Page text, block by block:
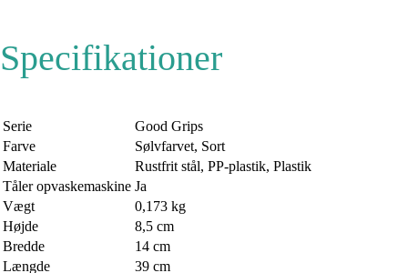
Specifikationer
Serie
Good Grips
Farve
Sølvfarvet, Sort
Materiale
Rustfrit stål, PP-plastik, Plastik
Tåler opvaskemaskine Ja
Vægt
0,173 kg
Højde
8,5 cm
Bredde
14 cm
Længde
39 cm